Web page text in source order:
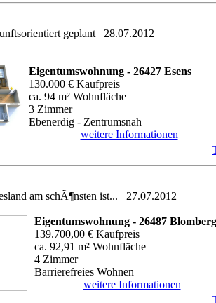
geplant 28.07.2012
Eigentumswohnung - 26427 Esens
130.000 € Kaufpreis
ca. 94 m² Wohnfläche
3 Zimmer
Ebenerdig - Zentrumsnah
weitere Informationen
am schÃ¶nsten ist... 27.07.2012
Eigentumswohnung - 26487 Blomberg
139.700,00 € Kaufpreis
ca. 92,91 m² Wohnfläche
4 Zimmer
Barrierefreies Wohnen
weitere Informationen